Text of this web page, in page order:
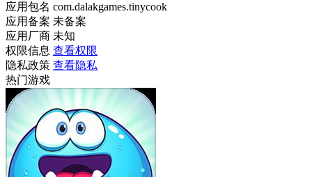
应用包名 com.dalakgames.tinycook
应用备案 未备案
应用厂商 未知
权限信息 查看权限
隐私政策 查看隐私
热门游戏